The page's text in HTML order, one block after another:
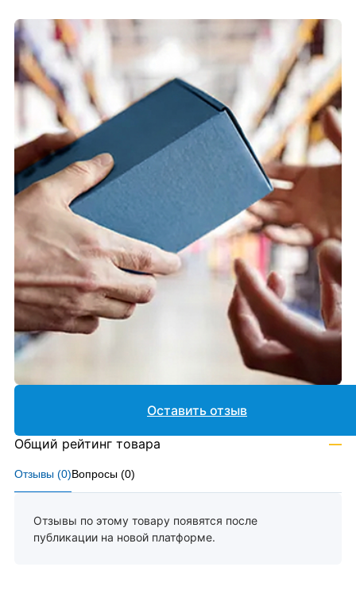
Отзывы (0)Вопросы (0)
Отзывы по этому товару появятся после
публикации на новой платформе.
Оставить отзыв
Общий рейтинг товара —